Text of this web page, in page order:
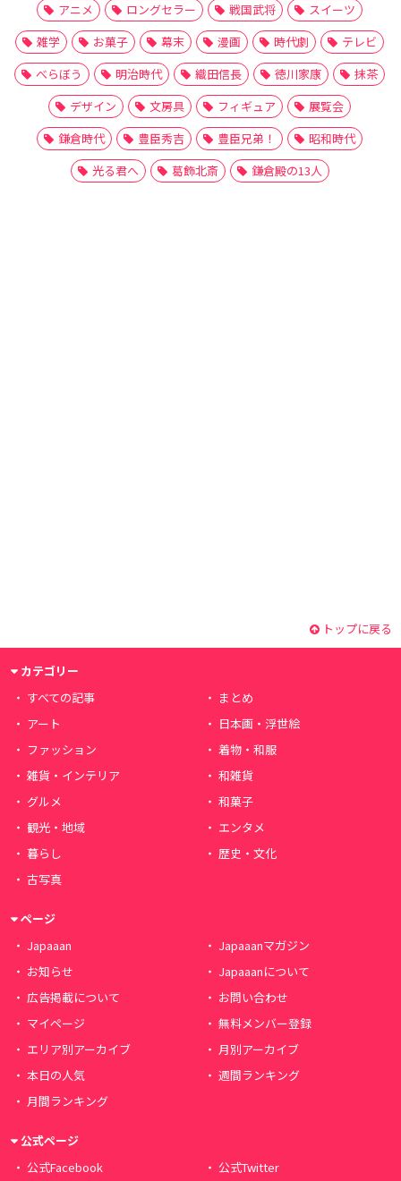
アニメ
ロングセラー 戦国武将
スイーツ
雑学
お菓子 幕末 漫画 時代劇
テレビ
べらぼう
明治時代 織田信長 徳川家康
抹茶
デザイン
文房具 フィギュア
展覧会
鎌倉時代
豊臣秀吉 豊臣兄弟！
昭和時代
光る君へ
葛飾北斎 鎌倉殿の13人
トップに戻る
カテゴリー
すべての記事
まとめ
アート
日本画・浮世絵
ファッション
着物・和服
雑貨・インテリア
和雑貨
グルメ
和菓子
観光・地域
エンタメ
暮らし
歴史・文化
古写真
ページ
Japaaan
Japaaanマガジン
お知らせ
Japaaanについて
広告掲載について
お問い合わせ
マイページ
無料メンバー登録
エリア別アーカイブ
月別アーカイブ
本日の人気
週間ランキング
月間ランキング
公式ページ
公式Facebook
公式Twitter